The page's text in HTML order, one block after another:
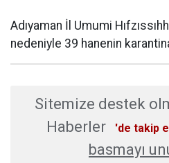
​​​​​Adıyaman İl Umumi
nedeniyle 39 hanenin
Sitemize destek
Haberler
'de takip
basmayı